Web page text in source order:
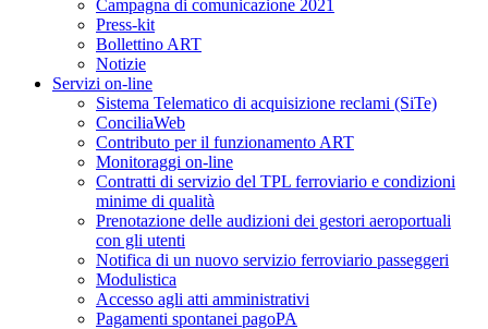
Campagna di comunicazione 2021
Press-kit
Bollettino ART
Notizie
Servizi on-line
Sistema Telematico di acquisizione reclami (SiTe)
ConciliaWeb
Contributo per il funzionamento ART
Monitoraggi on-line
Contratti di servizio del TPL ferroviario e condizioni
minime di qualità
Prenotazione delle audizioni dei gestori aeroportuali
con gli utenti
Notifica di un nuovo servizio ferroviario passeggeri
Modulistica
Accesso agli atti amministrativi
Pagamenti spontanei pagoPA